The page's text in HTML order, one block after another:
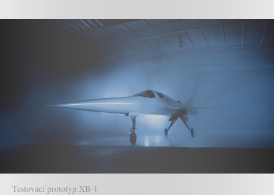
Testovací prototyp XB-1